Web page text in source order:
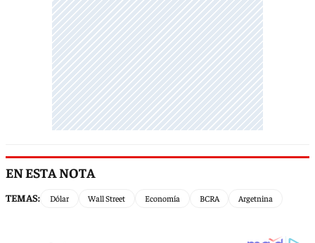
EN ESTA NOTA
TEMAS: Dólar Wall Street Economía BCRA Argetnina